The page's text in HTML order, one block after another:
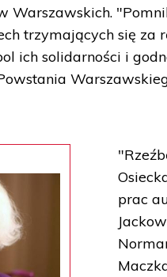
Warszawskich.
trzymających się
ich solidarności i
prac